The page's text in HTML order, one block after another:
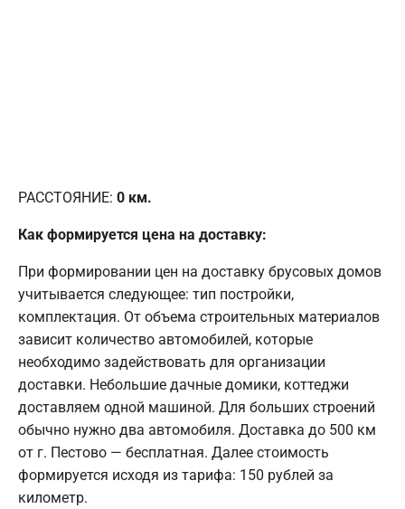
РАССТОЯНИЕ: 0 км.
Как формируется цена на доставку:
При формировании цен на доставку брусовых домов
учитывается следующее: тип постройки,
комплектация. От объема строительных материалов
зависит количество автомобилей, которые
необходимо задействовать для организации
доставки. Небольшие дачные домики, коттеджи
доставляем одной машиной. Для больших строений
обычно нужно два автомобиля. Доставка до 500 км
от г. Пестово — бесплатная. Далее стоимость
формируется исходя из тарифа: 150 рублей за
километр.